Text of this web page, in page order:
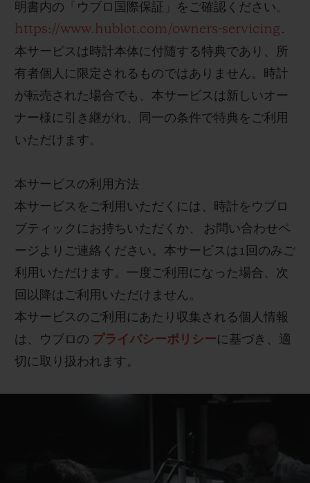
明書内の「ウブロ国際保証」をご確認ください。
https://www.hublot.com/owners-servicing .
本サービスは時計本体に付随する特典であり、所
有者個人に限定されるものではありません。時計
が転売された場合でも、本サービスは新しいオー
ナー様に引き継がれ、同一の条件で特典をご利用
いただけます。
本サービスの利用方法
本サービスをご利用いただくには、時計をウブロ
ブティックにお持ちいただくか、 お問い合わせペ
ージよりご連絡ください。本サービスは 1 回のみご
利用いただけます。一度ご利用になった場合、次
回以降はご利用いただけません。
本サービスのご利用にあたり収集される個人情報
は、ウブロの プライバシーポリシーに基づき、適
切に取り扱われます。